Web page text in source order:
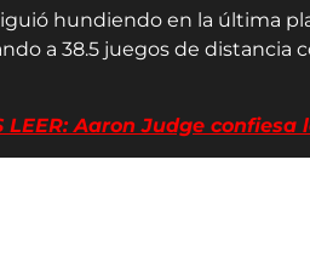
hundiendo en la última
a 38.5 juegos de distancia
LEER: Aaron Judge